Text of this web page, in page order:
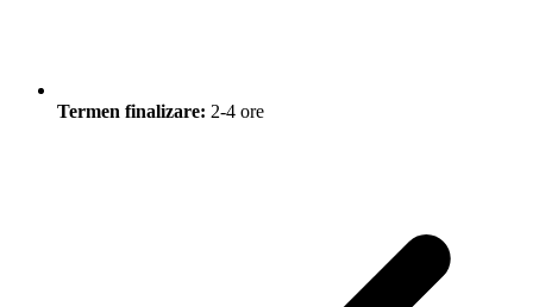
Termen finalizare: 2-4 ore